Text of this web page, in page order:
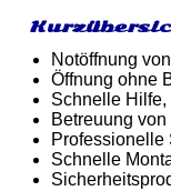
Notöffnung
Öffnung ohne
Schnelle Hilfe,
Betreuung
Professionelle
Schnelle